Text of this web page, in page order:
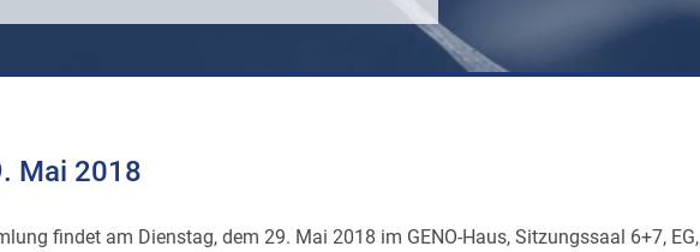
Mai 2018
findet am Dienstag, dem 29. Mai 2018 im GENO-Haus, Sitzungssaal 6+7, EG,